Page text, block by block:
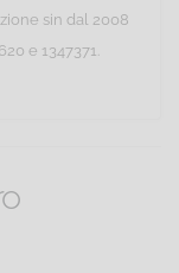
sin dal 2008
e 1347371.